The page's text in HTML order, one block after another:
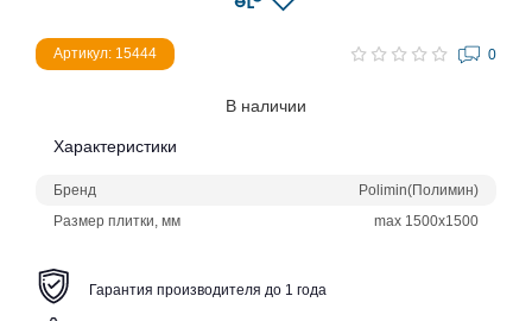
Артикул: 15444 0
В наличии
Характеристики
Бренд
Polimin(Полимин)
Размер плитки, мм
max 1500x1500
Гарантия производителя до 1 года